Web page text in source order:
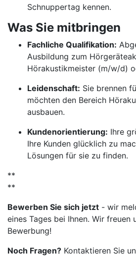
Schnuppertag kennen.
Was Sie mitbringen
Fachliche Qualifikation:
Ausbildung zum
Hörakustikmeister (m/w/d)
Leidenschaft: Sie brennen
möchten den Bereich
ausbauen.
Kundenorientierung: Ihre
Ihre Kunden glücklich zu
Lösungen für sie zu finden.
**
**
Bewerben Sie sich jetzt - wir
eines Tages bei Ihnen. Wir freuen
Bewerbung!
Noch Fragen? Kontaktieren Sie